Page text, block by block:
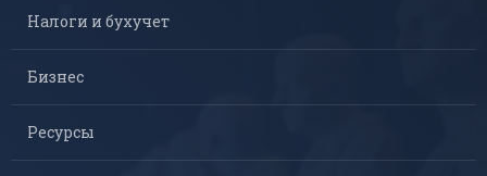
Налоги и бухучет
Бизнес
Ресурсы